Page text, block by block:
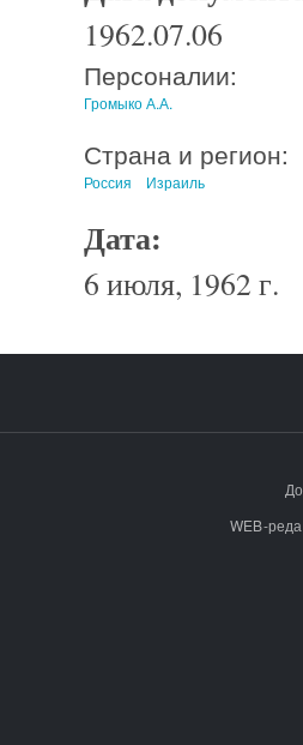
1962.07.06
Персоналии:
Громыко А.А.
Страна и регион:
Россия Израиль
Дата:
6 июля, 1962 г.
WEB-